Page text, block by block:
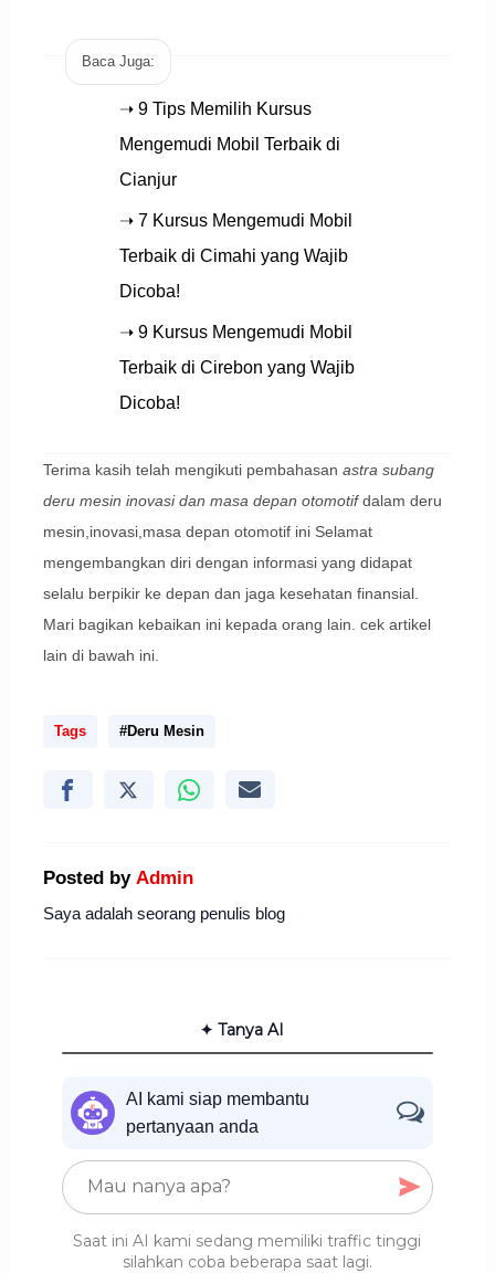
Baca Juga:
➝ 9 Tips Memilih Kursus
Mengemudi Mobil Terbaik di
Cianjur
➝ 7 Kursus Mengemudi Mobil
Terbaik di Cimahi yang Wajib
Dicoba!
➝ 9 Kursus Mengemudi Mobil
Terbaik di Cirebon yang Wajib
Dicoba!
Terima kasih telah mengikuti pembahasan astra subang
deru mesin inovasi dan masa depan otomotifdalam deru
mesin,inovasi,masa depan otomotif ini Selamat
mengembangkan diri dengan informasi yang didapat
selalu berpikir ke depan dan jaga kesehatan finansial.
Mari bagikan kebaikan ini kepada orang lain. cek artikel
lain di bawah ini.
Tags #Deru Mesin
Posted by Admin
Saya adalah seorang penulis blog
✦ Tanya AI
AI kami siap membantu
pertanyaan anda
Saat ini AI kami sedang memiliki traffic tinggi
silahkan coba beberapa saat lagi.